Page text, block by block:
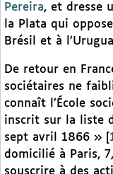
Pereira, et dresse
la Plata qui
Brésil et à
De retour en
sociétaires ne
connaît l’École
inscrit sur la liste
sept avril 1866 »
domicilié à Paris,